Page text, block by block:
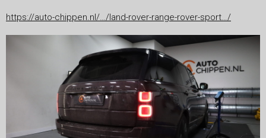
https://auto-chippen.nl/…/land-rover-range-rover-sport…/